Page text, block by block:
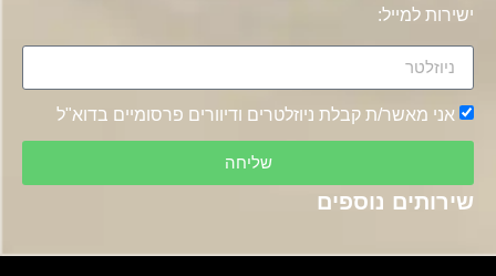
ישירות למייל:
אני מאשר/ת קבלת ניוזלטרים ודיוורים פרסומיים בדוא"ל
שליחה
שירותים נוספים